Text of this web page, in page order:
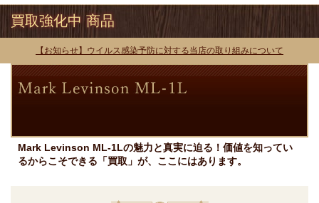
買取強化中 商品
【お知らせ】ウイルス感染予防に対する当店の取り組みについて
Mark Levinson ML-1Lの魅力と真実に迫る！価値を知ってい
るからこそできる「買取」が、ここにはあります。